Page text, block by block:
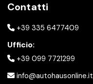
Contatti
+39 335 6477409
Ufficio:
+39 099 7721299
info@autohausonline.it